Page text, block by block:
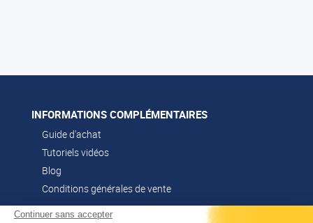
Continuer sans accepter
INFORMATIONS COMPLÉMENTAIRES
Guide d'achat
Tutoriels vidéos
Blog
Conditions générales de vente